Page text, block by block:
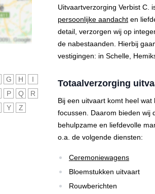
G H
I
P Q
R
Y Z
Uitvaartverzorging Verbist C.
persoonlijke aandacht en
detail, verzorgen wij op
de nabestaanden. Hierbij
vestigingen: in Schelle,
Totaalverzorging
Bij een uitvaart komt heel
focussen. Daarom bieden wij
behulpzame en liefdevolle
o.a. de volgende diensten:
Ceremoniewagens
Bloemstukken uitvaart
Rouwberichten